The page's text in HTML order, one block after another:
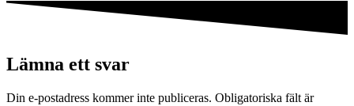
Lämna ett svar
Din e-postadress kommer inte publiceras. Obligatoriska fält är